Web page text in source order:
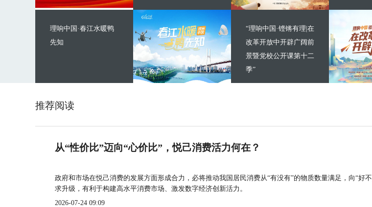
理响中国·春江水暖鸭
先知
“理响中国·铿锵有理|在
改革开放中开辟广阔前
景暨党校公开课第十二
季”
推荐阅读
从“性价比”迈向“心价比”，悦己消费活力何在？
政府和市场在悦己消费的发展方面形成合力，必将推动我国居民消费从“有没有”的物质数量满足，向“好
求升级，有利于构建高水平消费市场、激发数字经济创新活力。
2026-07-24 09:09